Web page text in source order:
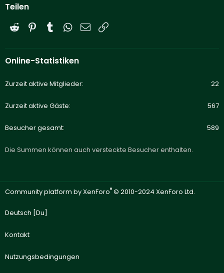
Teilen
Reddit PinterestTumblrWhatsApp
E-Mail
Online-Statistiken
Zurzeit aktive Mitglieder 22
Zurzeit aktive Gäste 567
Besucher gesamt 589
Die Summen können auch versteckte Besucher enthalten.
Community platform by XenForo® © 2010-2024 XenForo Ltd.
Deutsch [Du]
Kontakt
Nutzungsbedingungen